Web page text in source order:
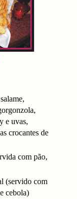
e uvas,
crocantes de
com pão,
(servido com
cebola)